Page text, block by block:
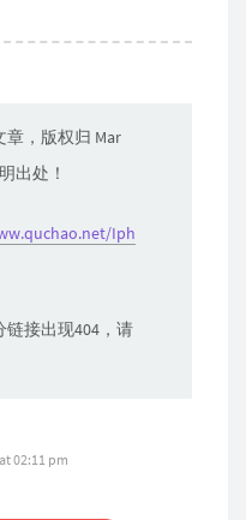
，版权归 Mar
出处！
Iph
接出现404，请
02:11 pm